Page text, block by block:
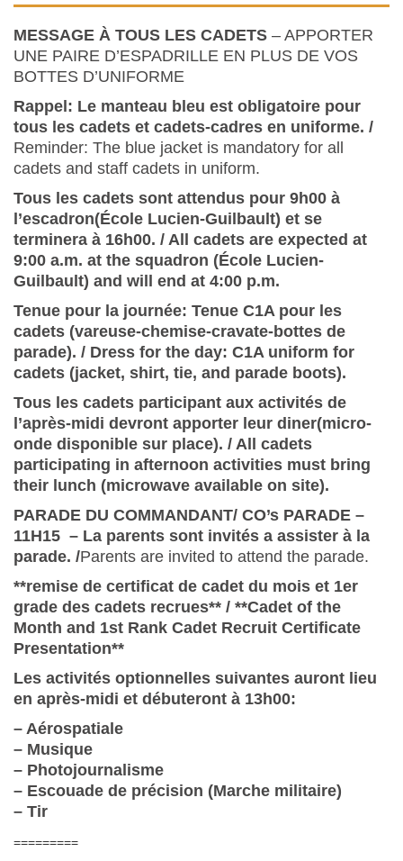
MESSAGE À TOUS LES CADETS – APPORTER
UNE PAIRE D’ESPADRILLE EN PLUS DE VOS
BOTTES D’UNIFORME
Rappel: Le manteau bleu est obligatoire pour
tous les cadets et cadets-cadres en uniforme. /
Reminder: The blue jacket is mandatory for all
cadets and staff cadets in uniform.
Tous les cadets sont attendus pour 9h00 à
l’escadron(École Lucien-Guilbault) et se
terminera à 16h00. / All cadets are expected at
9:00 a.m. at the squadron (École Lucien-
Guilbault) and will end at 4:00 p.m.
Tenue pour la journée: Tenue C1A pour les
cadets (vareuse-chemise-cravate-bottes de
parade). / Dress for the day: C1A uniform for
cadets (jacket, shirt, tie, and parade boots).
Tous les cadets participant aux activités de
l’après-midi devront apporter leur diner(micro-
onde disponible sur place). / All cadets
participating in afternoon activities must bring
their lunch (microwave available on site).
PARADE DU COMMANDANT/ CO’s PARADE –
11H15 – La parents sont invités a assister à la
parade. /Parents are invited to attend the parade.
**remise de certificat de cadet du mois et 1er
grade des cadets recrues** / **Cadet of the
Month and 1st Rank Cadet Recruit Certificate
Presentation**
Les activités optionnelles suivantes auront lieu
en après-midi et débuteront à 13h00:
– Aérospatiale
– Musique
– Photojournalisme
– Escouade de précision (Marche militaire)
– Tir
=========